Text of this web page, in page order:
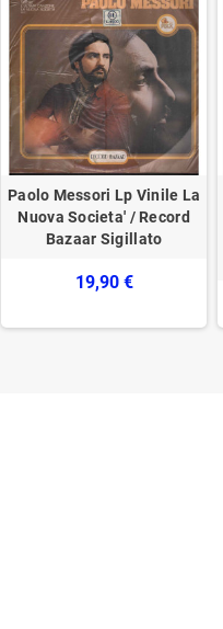
Paolo Messori ‎‎Lp Vinile La
Nuova Societa' / Record
Bazaar ‎Sigillato
19,90 €